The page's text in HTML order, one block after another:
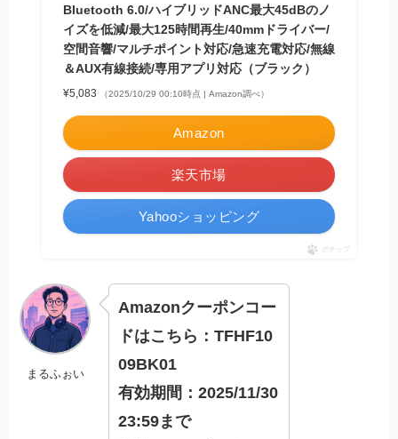
Bluetooth 6.0/ハイブリッドANC最大45dBのノ
イズを低減/最大125時間再生/40mmドライバー/
空間音響/マルチポイント対応/急速充電対応/無線
＆AUX有線接続/専用アプリ対応（ブラック）
¥5,083 （2025/10/29 00:10時点 | Amazon調べ）
Amazon
楽天市場
Yahooショッピング
ポチップ
まるふぉい
Amazonクーポンコー
ドはこちら：TFHF10
09BK01
有効期間：2025/11/30
23:59まで